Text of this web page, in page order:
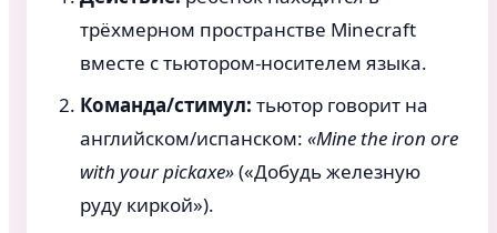
трёхмерном пространстве Minecraft
вместе с тьютором-носителем языка.
Команда/стимул: тьютор говорит на
английском/испанском: «Mine the iron ore
with your pickaxe»(«Добудь железную
руду киркой»).